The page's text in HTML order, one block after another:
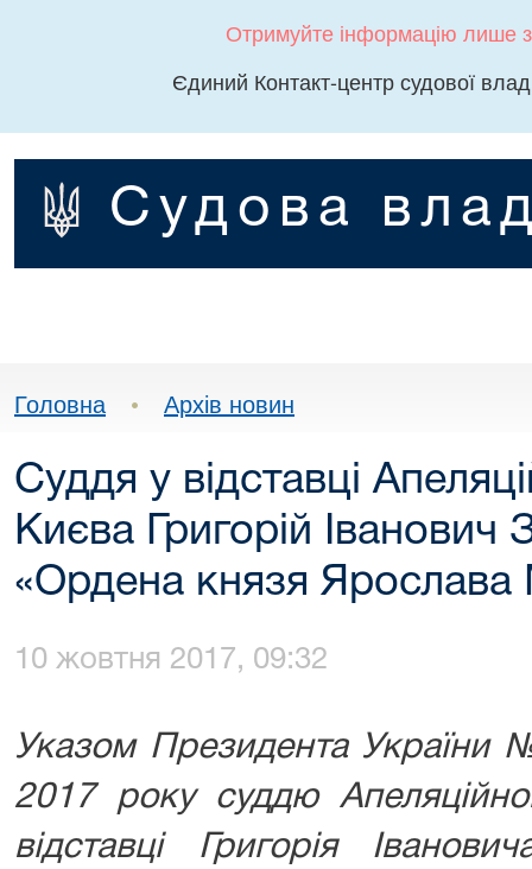
Отримуйте інформацію лише
Єдиний Контакт-центр судової
Судова
Головна • Архів новин
Суддя у відставці
Києва Григорій Іванович
«Ордена князя Ярослава
10 жовтня 2017, 09:32
Указом Президента України
2017 року
суддю
відставці Григорія